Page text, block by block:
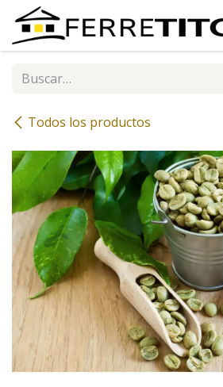
Ir al contenido
Todos los productos